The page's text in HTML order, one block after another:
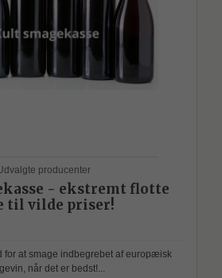
producenter
- ekstremt flotte
til vilde priser!
for at smage indbegrebet af europæisk
når det er bedst!...